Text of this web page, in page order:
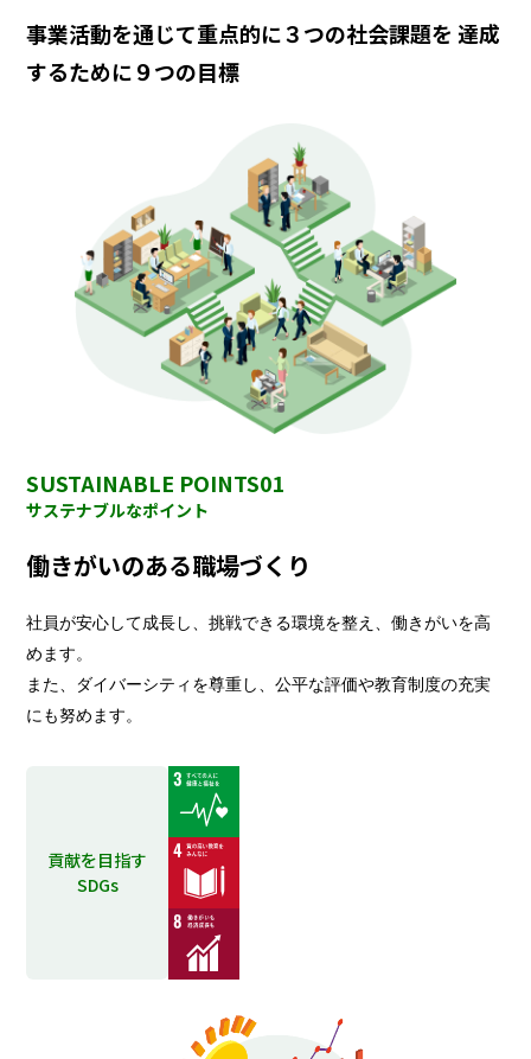
事業活動を通じて重点的に３つの社会課題を 達成
するために９つの目標
SUSTAINABLE POINTS01
サステナブルなポイント
働きがいのある職場づくり
社員が安心して成長し、挑戦できる環境を整え、働きがいを高
めます。
また、ダイバーシティを尊重し、公平な評価や教育制度の充実
にも努めます。
貢献を目指す
SDGs